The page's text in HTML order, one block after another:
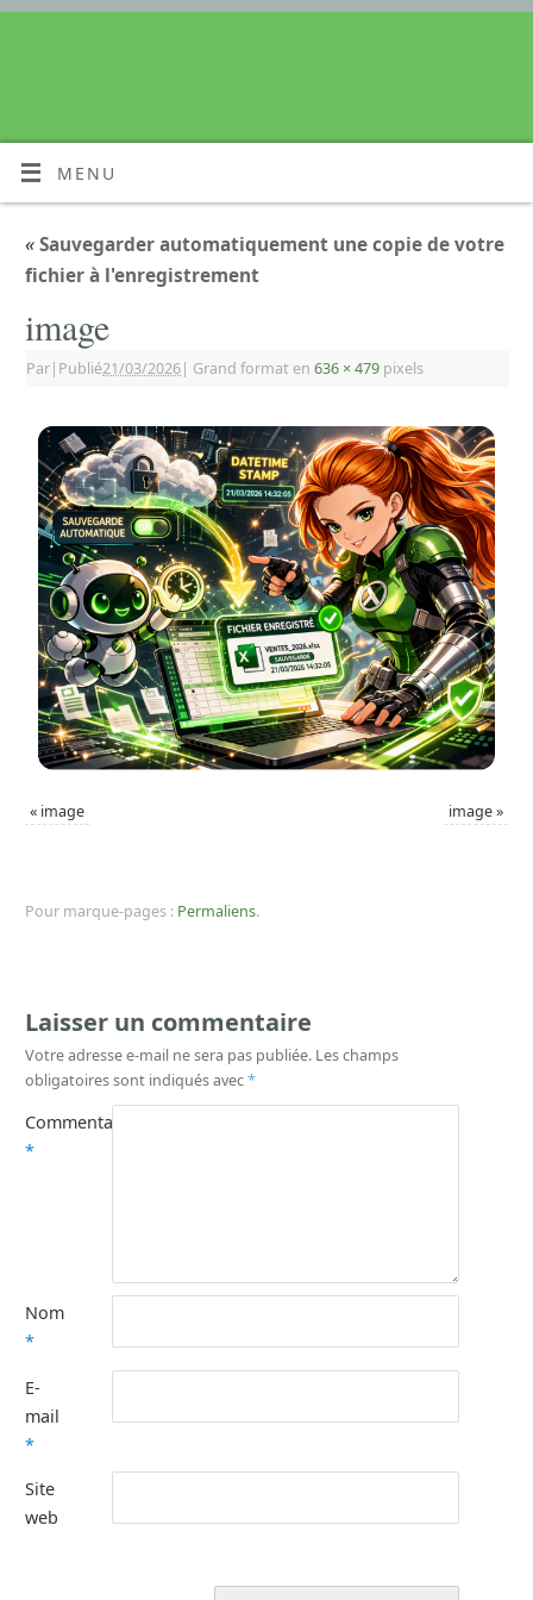
MENU
«Sauvegarder automatiquement une copie de votre
fichier à l'enregistrement
image
Par| Publié21/03/2026| Grand format en 636 × 479 pixels
« image image»
Pour marque-pages : Permaliens.
Laisser un commentaire
Votre adresse e-mail ne sera pas publiée. Les champs
obligatoires sont indiqués avec*
Commentaire
*
Nom
*
E-
mail
*
Site
web